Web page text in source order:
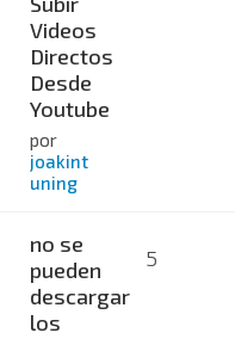
Videos
Directos
Desde
Youtube
por
joakint
uning
no se
pueden
descargar
los
5